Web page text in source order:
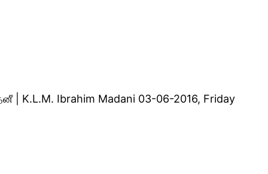
K.L.M. Ibrahim Madani 03-06-2016, Friday